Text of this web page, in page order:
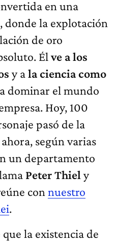
en una
donde la explotación
de oro
Élve a los
y ala ciencia como
dominar el mundo
Hoy, 100
pasó de la
según varias
un departamento
Peter Thiel y
con nuestro
.
la existencia de